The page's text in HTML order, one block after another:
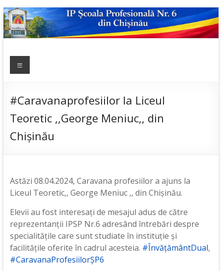
Skip
to
content
NR.6
scoala
nr.6; școală
admitere;
admitere
2019;
Meniu
#Caravanaprofesiilor la Liceul
Teoretic ,,George Meniuc,, din
Chișinău
Astăzi 08.04.2024, Caravana profesiilor a ajuns la
Liceul Teoretic,, George Meniuc ,, din Chișinău.
Elevii au fost interesați de mesajul adus de către
reprezentanții IPSP Nr.6 adresând întrebări despre
specialitățile care sunt studiate în instituție și
facilitățile oferite în cadrul acesteia. #ÎnvățământDual,
#CaravanaProfesiilorȘP6